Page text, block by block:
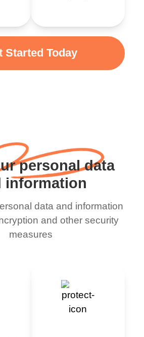
Started Today
personal data
information
data and information
and other security
measures